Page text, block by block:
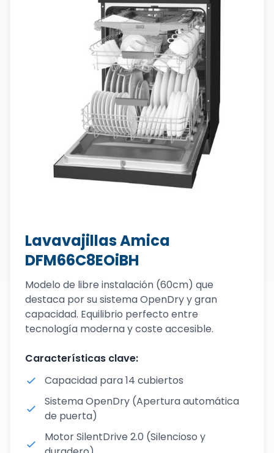
Lavavajillas Amica
DFM66C8EOiBH
Modelo de libre instalación (60cm) que
destaca por su sistema OpenDry y gran
capacidad. Equilibrio perfecto entre
tecnología moderna y coste accesible.
Características clave:
Capacidad para 14 cubiertos
Sistema OpenDry (Apertura automática
de puerta)
Motor SilentDrive 2.0 (Silencioso y